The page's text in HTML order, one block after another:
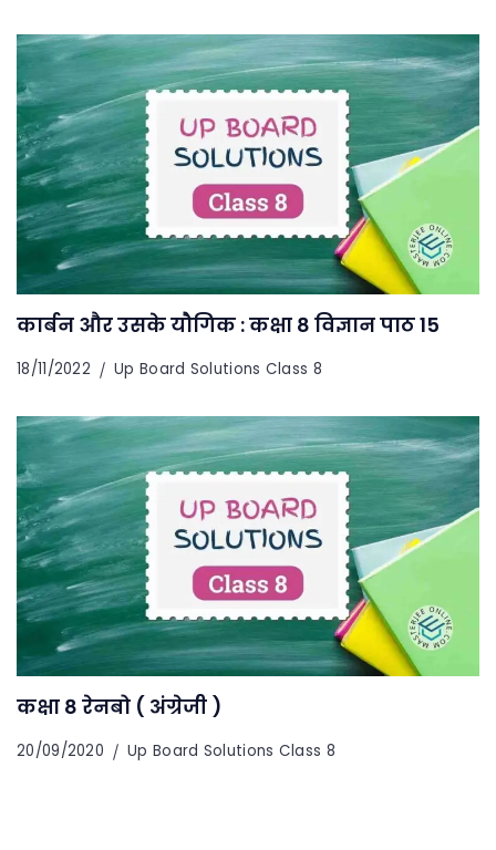
कार्बन और उसके यौगिक : कक्षा 8 विज्ञान पाठ 15
18/11/2022 Up Board Solutions Class 8
कक्षा 8 रेनबो ( अंग्रेजी )
20/09/2020 Up Board Solutions Class 8